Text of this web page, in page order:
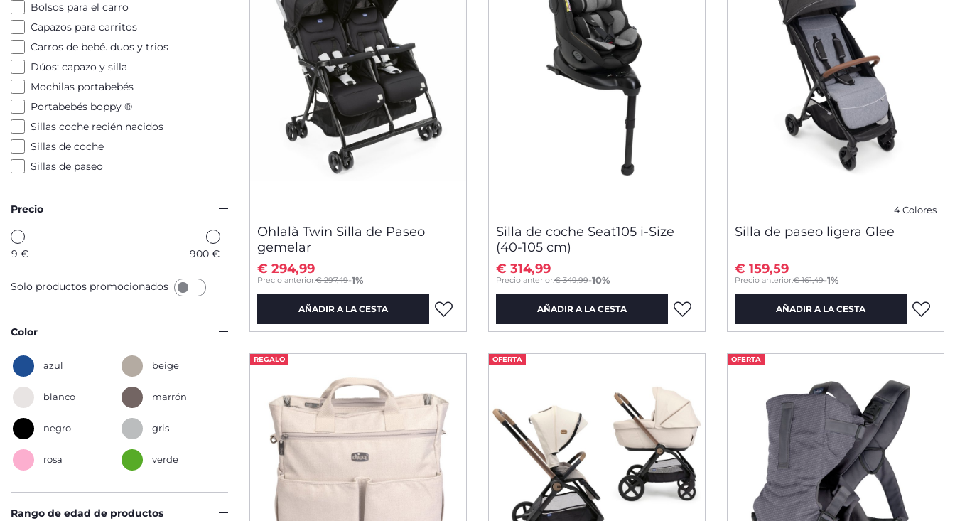
Bolsos para el carro
Capazos para carritos
Carros de bebé. duos y trios
Dúos: capazo y silla
Mochilas portabebés
Portabebés boppy ®
Sillas coche recién nacidos
Sillas de coche
Sillas de paseo
Precio
9 € 900 €
Solo productos promocionados
Color
azul beige
blanco marrón
negro gris
rosa verde
Rango de edad de productos
Ohlalà Twin Silla de Paseo
gemelar
Precio anterior:€ 297,49-1%
to
€ 294,99
AÑADIR A LA CESTA
Silla de coche Seat105 i-Size
(40-105 cm)
Precio anterior:€ 349,99-10%
to
€ 314,99
AÑADIR A LA CESTA
4 Colores
Silla de paseo ligera Glee
Precio anterior:€ 161,49-1%
to
€ 159,59
AÑADIR A LA CESTA
REGALO OFERTA OFERTA